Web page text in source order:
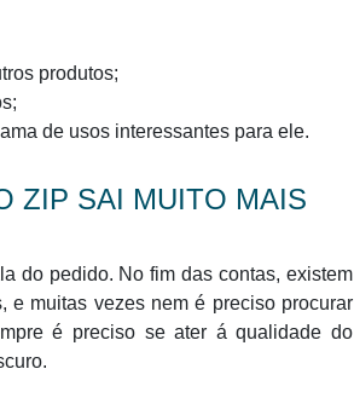
produtos;
de usos interessantes para ele.
ZIP SAI MUITO MAIS
do pedido. No fim das contas, existem
e muitas vezes nem é preciso procurar
é preciso se ater á qualidade do